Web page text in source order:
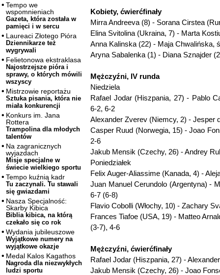
Tempo we
wspomnieniach
Gazeta, która została w
pamięci i w sercu
Laureaci Złotego Pióra
Dziennikarze też
wygrywali
Felietonowa ekstraklasa
Najostrzejsze pióra i
sprawy, o których mówili
wszyscy
Mistrzowie reportażu
Sztuka pisania, która nie
miała konkurencji
Konkurs im. Jana
Rottera
Trampolina dla młodych
talentów
Na zagranicznych
wyjazdach
Misje specjalne w
świecie wielkiego sportu
Tempo kuźnią kadr
Tu zaczynali. Tu stawali
się gwiazdami
Nasza Specjalność:
Skarby Kibica
Biblia kibica, na którą
czekało się co rok
Wydania jubileuszowe
Wyjątkowe numery na
wyjątkowe okazje
Medal Kalos Kagathos
Nagroda dla niezwykłych
ludzi sportu
Kobiety, ćwierćfinały
Mirra Andreeva (8) - Sorana Cirstea
Elina Svitolina (Ukraina, 7) - Marta
Anna Kalinska (22) - Maja Chwalińska,
Aryna Sabalenka (1) - Diana Sznajder
Mężczyźni, IV runda
Niedziela
Rafael Jodar (Hiszpania, 27) - Pablo
6-2, 6-2
Alexander Zverev (Niemcy, 2) - Jesper
Casper Ruud (Norwegia, 15) - Joao
2-6
Jakub Mensik (Czechy, 26) - Andrey
Poniedziałek
Felix Auger-Aliassime (Kanada, 4) -
Juan Manuel Cerundolo (Argentyna) -
6-7 (6-8)
Flavio Cobolli (Włochy, 10) - Zachary
Frances Tiafoe (USA, 19) - Matteo
(3-7), 4-6
Mężczyźni, ćwierćfinały
Rafael Jodar (Hiszpania, 27) -
Jakub Mensik (Czechy, 26) - Joao